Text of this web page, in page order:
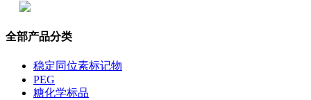
全部产品分类
稳定同位素标记物
PEG
糖化学标品